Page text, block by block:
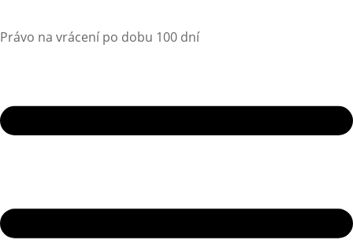
Právo na vrácení po dobu 100 dní